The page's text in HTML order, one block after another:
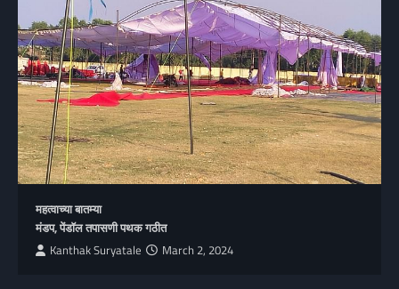
महत्वाच्या बातम्या
मंडप, पेंडॉल तपासणी पथक गठीत
Kanthak Suryatale March 2, 2024